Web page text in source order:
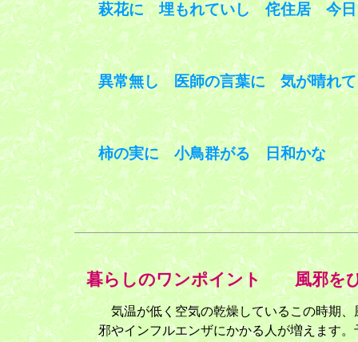
萩花に 埋もれていし 侘住居 今日
異常無し 医師の言葉に 気が晴れ
柿の実に 小鳥群がる 日和かな
暮らしのワンポイント 風邪を
気温が低く空気の乾燥しているこの時期、
邪やインフルエンザにかかる人が増えます。